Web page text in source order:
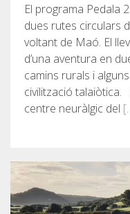
HÉBERGEMENT
SERVICES
QUI SOMMES-NOUS
El programa Pedala
dues rutes circulars
voltant de Maó. El
d’una aventura en
camins rurals i
civilització
centre neuràlgic del